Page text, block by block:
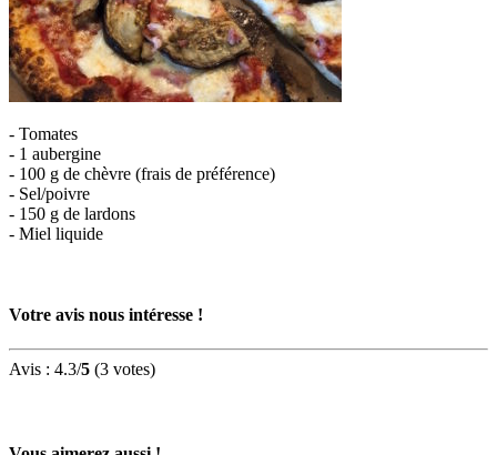
- Tomates
- 1 aubergine
- 100 g de chèvre (frais de préférence)
- Sel/poivre
- 150 g de lardons
- Miel liquide
Votre avis nous intéresse !
Avis : 4.3/5 (3 votes)